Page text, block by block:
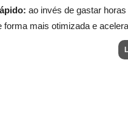
ao invés de gastar
forma mais otimizada e